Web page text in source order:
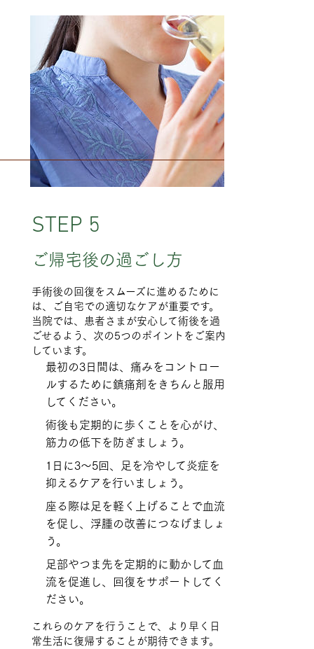
STEP 5
ご帰宅後の過ごし方
手術後の回復をスムーズに進めるために
は、ご自宅での適切なケアが重要です。
当院では、患者さまが安心して術後を過
ごせるよう、次の5つのポイントをご案内
しています。
最初の3日間は、痛みをコントロー
ルするために鎮痛剤をきちんと服用
してください。
術後も定期的に歩くことを心がけ、
筋力の低下を防ぎましょう。
1日に3〜5回、足を冷やして炎症を
抑えるケアを行いましょう。
座る際は足を軽く上げることで血流
を促し、浮腫の改善につなげましょ
う。
足部やつま先を定期的に動かして血
流を促進し、回復をサポートしてく
ださい。
これらのケアを行うことで、より早く日
常生活に復帰することが期待できます。